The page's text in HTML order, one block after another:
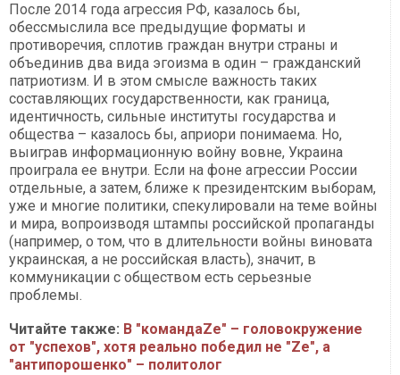
После 2014 года агрессия РФ, казалось бы,
обессмыслила все предыдущие форматы и
противоречия, сплотив граждан внутри страны и
объединив два вида эгоизма в один – гражданский
патриотизм. И в этом смысле важность таких
составляющих государственности, как граница,
идентичность, сильные институты государства и
общества – казалось бы, априори понимаема. Но,
выиграв информационную войну вовне, Украина
проиграла ее внутри. Если на фоне агрессии России
отдельные, а затем, ближе к президентским выборам,
уже и многие политики, спекулировали на теме войны
и мира, вопроизводя штампы российской пропаганды
(например, о том, что в длительности войны виновата
украинская, а не российская власть), значит, в
коммуникации с обществом есть серьезные
проблемы.
Читайте также: В "командаZe" – головокружение
от "успехов", хотя реально победил не "Ze", а
"антипорошенко" – политолог